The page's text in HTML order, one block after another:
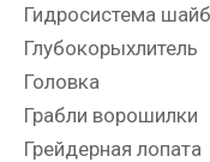
Гидросистема
Глубокорыхлитель
Головка
Грабли ворошилки
Грейдерная лопата